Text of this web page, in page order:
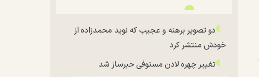
دو تصویر برهنه و عجیب که نوید محمدزاده از
خودش منتشر کرد
تغییر چهره لادن مستوفی خبرساز شد